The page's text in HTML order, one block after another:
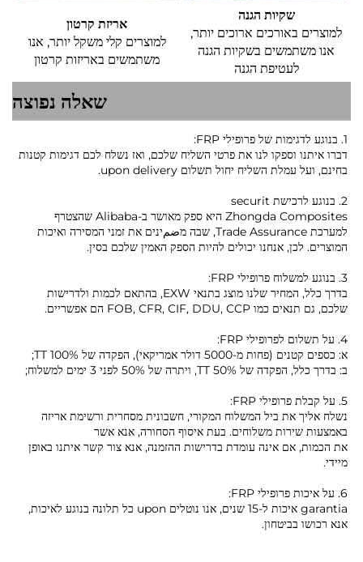
שקיות הגנה
למוצרים באורכים ארוכים יותר,
אנו משתמשים בשקיות הגנה
לעטיפת הגנה
אריזת קרטון
למוצרים קלי משקל יותר, אנו
משתמשים באריזות קרטון
שאלה נפוצה
1. בנוגע לדגימות של פרופילי FRP:
דברו איתנו וספקו לנו את פרטי השליח שלכם, ואז נשלח לכם דגימות קטנות
בחינם, ועל עמלת השליח יחול תשלום upon delivery.
2. בנוגע לרכישת securit
Zhongda Composites היא ספק מאושר ב-Alibaba שהצטרף
למערכת Trade Assurance, שבה מضمינים את זמני המסירה ואיכות
המוצרים. לכן, אנחנו יכולים להיות הספק האמין שלכם בסין.
3. בנוגע למשלוח פרופילי FRP:
בדרך כלל, המחיר שלנו מוצג בתנאי EXW, בהתאם לכמות ולדרישות
שלכם, גם תנאים כמו FOB, CFR, CIF, DDU, CCP הם אפשריים.
4. על תשלום לפרופילי FRP:
א: כספים קטנים (פחות מ-5000 דולר אמריקאי), הפקדה של 100% TT;
ב: בדרך כלל, הפקדה של 50% TT, ויתרה של 50% לפני 3 ימים למשלוח;
5. על קבלת פרופילי FRP:
נשלח אליך את ביל המשלוח המקורי, חשבונית מסחרית ורשימת אריזה
באמצעות שירות משלוחים. בעת איסוף הסחורה, אנא אשר
את הכמות, אם אינה עומדת בדרישות ההזמנה, אנא צור קשר איתנו באופן
מיידי.
6. על איכות פרופילי FRP:
garantia איכות ל-15 שנים, אנו נוטלים upon כל תלונה בנוגע לאיכות,
אנא רכושו בביטחון.